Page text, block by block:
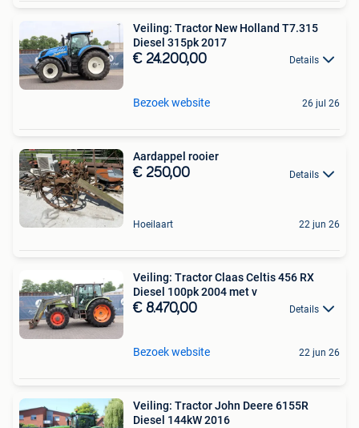
Veiling: Tractor New Holland T7.315
Diesel 315pk 2017
€ 24.200,00 Details
Bezoek website 26 jul 26
Aardappel rooier
€ 250,00 Details
Hoeilaart 22 jun 26
Veiling: Tractor Claas Celtis 456 RX
Diesel 100pk 2004 met v
€ 8.470,00 Details
Bezoek website 22 jun 26
Veiling: Tractor John Deere 6155R
Diesel 144kW 2016